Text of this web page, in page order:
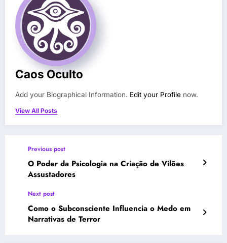
Caos Oculto
Add your Biographical Information. Edit your Profile now.
View All Posts
Previous post
O Poder da Psicologia na Criação de Vilões
Assustadores
Next post
Como o Subconsciente Influencia o Medo em
Narrativas de Terror